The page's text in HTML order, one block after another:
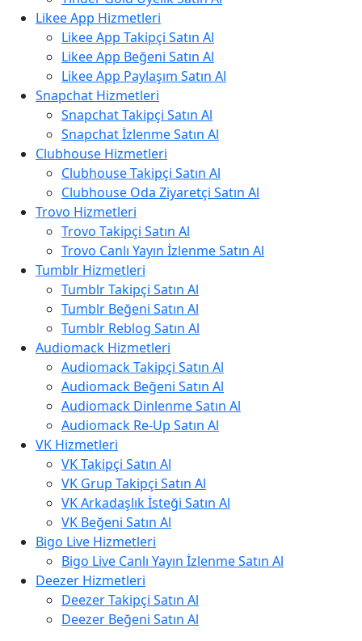
Likee App Hizmetleri
Likee App Takipçi Satın Al
Likee App Beğeni Satın Al
Likee App Paylaşım Satın Al
Snapchat Hizmetleri
Snapchat Takipçi Satın Al
Snapchat İzlenme Satın Al
Clubhouse Hizmetleri
Clubhouse Takipçi Satın Al
Clubhouse Oda Ziyaretçi Satın Al
Trovo Hizmetleri
Trovo Takipçi Satın Al
Trovo Canlı Yayın İzlenme Satın Al
Tumblr Hizmetleri
Tumblr Takipçi Satın Al
Tumblr Beğeni Satın Al
Tumblr Reblog Satın Al
Audiomack Hizmetleri
Audiomack Takipçi Satın Al
Audiomack Beğeni Satın Al
Audiomack Dinlenme Satın Al
Audiomack Re-Up Satın Al
VK Hizmetleri
VK Takipçi Satın Al
VK Grup Takipçi Satın Al
VK Arkadaşlık İsteği Satın Al
VK Beğeni Satın Al
Bigo Live Hizmetleri
Bigo Live Canlı Yayın İzlenme Satın Al
Deezer Hizmetleri
Deezer Takipçi Satın Al
Deezer Beğeni Satın Al